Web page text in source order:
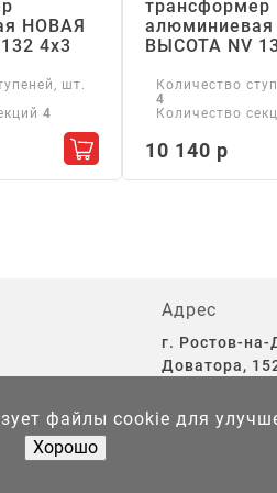
НОВАЯ
4х3
шт.
4
Добавить в корзину
трансформер
ВЫСОТА NV
Количество
4
Количество
10 140 р
Адрес
г. Ростов-на-
Доватора,
файлы cookie для
Хорошо